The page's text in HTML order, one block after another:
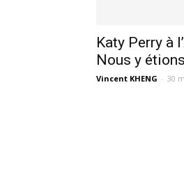
Katy Perry à
Nous y
Vincent KHENG - 30